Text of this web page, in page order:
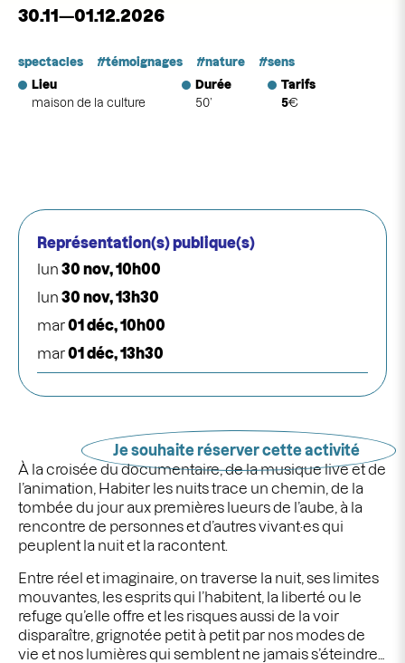
30.11—01.12.2026
spectacles témoignages nature
sens
Lieu
maison de la culture
Durée
50’
Tarifs
5€
À la croisée du documentaire, de la musique live et de
l’animation, Habiter les nuitstrace un chemin, de la
tombée du jour aux premières lueurs de l’aube, à la
rencontre de personnes et d’autres vivant·es qui
peuplent la nuit et la racontent.
Entre réel et imaginaire, on traverse la nuit, ses limites
mouvantes, les esprits qui l’habitent, la liberté ou le
refuge qu’elle offre et les risques aussi de la voir
disparaître, grignotée petit à petit par nos modes de
vie et nos lumières qui semblent ne jamais s’éteindre…
Représentation(s) publique(s)
lun 30 nov, 10h00
lun 30 nov, 13h30
mar01 déc, 10h00
mar01 déc, 13h30
Je souhaite réserver cette activité